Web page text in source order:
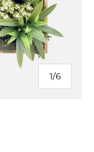
1/
af
6